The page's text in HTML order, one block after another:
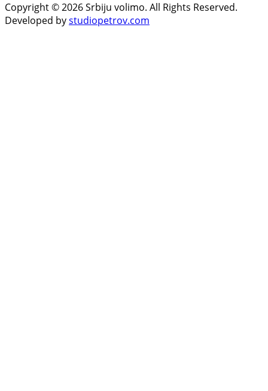
Copyright © 2026 Srbiju volimo. All Rights Reserved.
Developed bystudiopetrov.com